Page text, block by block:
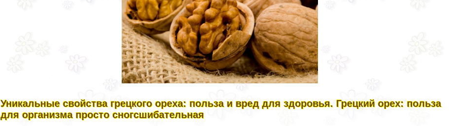
Уникальные свойства грецкого ореха: польза и вред для здоровья. Грецкий орех: польза
для организма просто сногсшибательная